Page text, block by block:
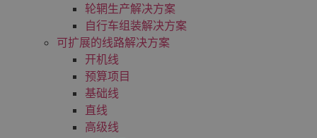
轮辋生产解决方案
自行车组装解决方案
可扩展的线路解决方案
开机线
预算项目
基础线
直线
高级线